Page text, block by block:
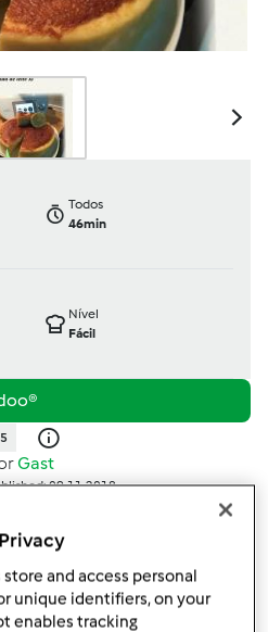
Todos
46min
Nível
Fácil
Gast
09.11.2018
minhas coleções
receita
uma variante
and access personal
unique identifiers, on your
enables tracking